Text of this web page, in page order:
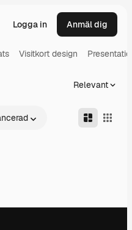
Logga in Anmäl dig
Visitkort design
Relevant